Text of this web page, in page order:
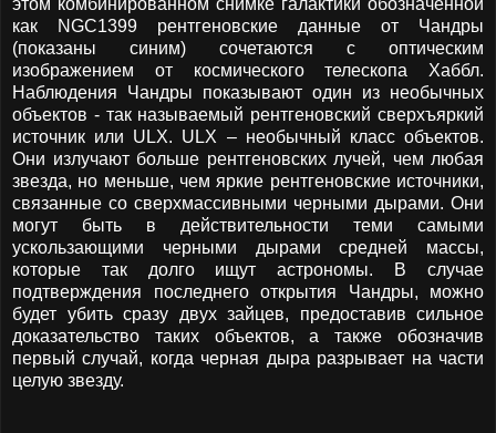
как NGC1399 рентгеновские данные от Чандры
(показаны синим) сочетаются с оптическим
изображением от космического телескопа Хаббл.
Наблюдения Чандры показывают один из необычных
объектов - так называемый рентгеновский сверхъяркий
источник или ULX. ULX – необычный класс объектов.
Они излучают больше рентгеновских лучей, чем любая
звезда, но меньше, чем яркие рентгеновские источники,
связанные со сверхмассивными черными дырами. Они
могут быть в действительности теми самыми
ускользающими черными дырами средней массы,
которые так долго ищут астрономы. В случае
подтверждения последнего открытия Чандры, можно
будет убить сразу двух зайцев, предоставив сильное
доказательство таких объектов, а также обозначив
первый случай, когда черная дыра разрывает на части
целую звезду.